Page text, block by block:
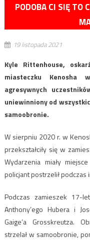
PODOBA CI SIĘ TO
19 listopada 2021
Kyle Rittenhouse,
miasteczku Kenosha
agresywnych
uniewinniony od
samoobronie.
W sierpniu 2020 r. w
przekształciły się w
Wydarzenia miały
policjant postrzelił
Podczas zamieszek 17-
Anthony’ego Hubera i
Gaige’a Grosskreutza.
strzelał w samoobronie,